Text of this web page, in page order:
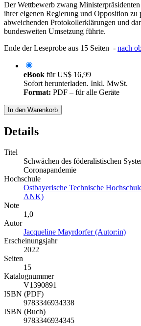
Der Wettbewerb zwang
ihrer eigenen Regierung und Opposition
abweichenden Protokollerklärungen und
bundesweiten Umsetzung führte.
Ende der Leseprobe aus 15 Seiten - nach
eBook fürUS$ 16,99
Sofort herunterladen. Inkl. MwSt.
Format: PDF – für alle Geräte
In den Warenkorb
Details
Titel
Schwächen des föderalistischen
Coronapandemie
Hochschule
Ostbayerische Technische
ANK)
Note
1,0
Autor
Jacqueline Mayrdorfer (Autor:in)
Erscheinungsjahr
2022
Seiten
15
Katalognummer
V1390891
ISBN (PDF)
9783346934338
ISBN (Buch)
9783346934345